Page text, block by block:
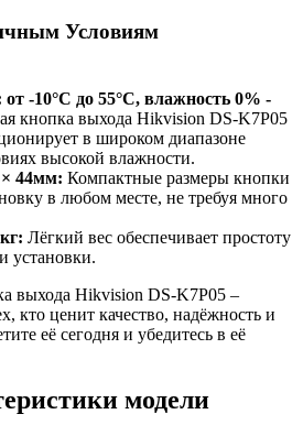
Условиям
от -10°С до 55°С, влажность 0% -
кнопка выхода Hikvision DS-K7P05
в широком диапазоне
высокой влажности.
44мм: Компактные размеры кнопки
в любом месте, не требуя много
Лёгкий вес обеспечивает простоту
установки.
выхода Hikvision DS-K7P05 –
кто ценит качество, надёжность и
её сегодня и убедитесь в её
модели